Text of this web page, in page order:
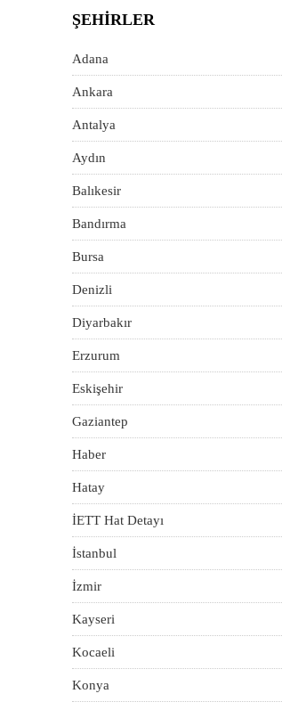
ŞEHIRLER
Adana
Ankara
Antalya
Aydın
Balıkesir
Bandırma
Bursa
Denizli
Diyarbakır
Erzurum
Eskişehir
Gaziantep
Haber
Hatay
İETT Hat Detayı
İstanbul
İzmir
Kayseri
Kocaeli
Konya